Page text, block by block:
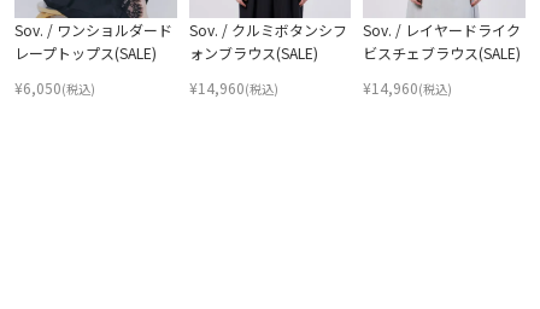
Sov. / ワンショルダード
レープトップス(SALE)
¥6,050(税込)
Sov. / クルミボタンシフ
ォンブラウス(SALE)
¥14,960(税込)
Sov. / レイヤードライク
ビスチェブラウス(SALE)
¥14,960(税込)